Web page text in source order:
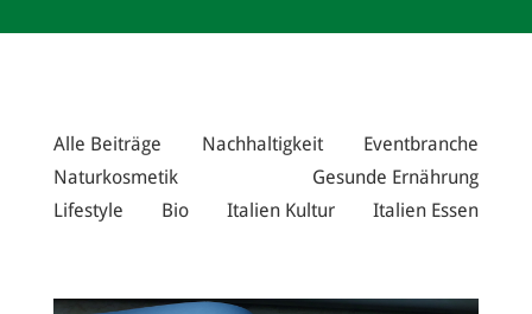
Alle Beiträge Nachhaltigkeit
Eventbranche
Naturkosmetik
Gesunde Ernährung
Lifestyle
Bio Italien Kultur Italien Essen